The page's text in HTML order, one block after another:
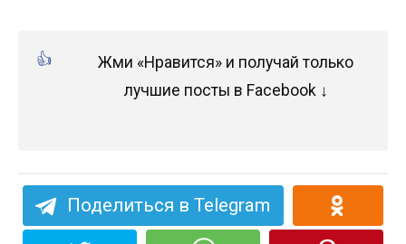
Жми «Нравится» и получай только
лучшие посты в Facebook ↓
Поделиться в Telegram